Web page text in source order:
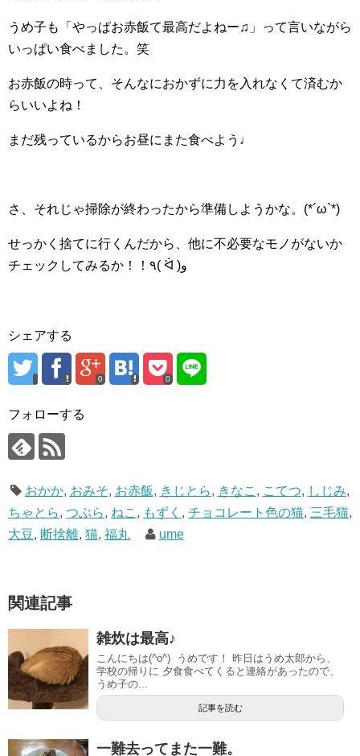
うめ子も「やっぱお赤飯て最高だよねー♫」って言いながら
いっぱい食べました。笑
お赤飯の時って、そんなにおかずに力を入れなくて済むか
らいいよね！
まだ残っているからお昼にまた食べよう♩
さ、それじゃ掃除が終わったから準備しようかな。(*´ω`*)
せっかく捨てに行くんだから、他に不必要なモノがないか
チェックしてみるか！！٩( ᐛ )و
シェアする
0 0
フォローする
おかか, おみそ, お赤飯, きじとら, きなこ , こてつ, しじみ,
ちゃとら, つぶら, ねこ , もずく , チョコレート色の猫, 三毛猫,
大豆, 断捨離, 猫, 福丸 ume
関連記事
雑炊は最高♪
こんにちは(^o^) うめです！ 昨日はうめ太郎から、
学校の帰りに 夕食食べてくると連絡があったので、
うめ子の...
記事を読む
一難去ってまた一難。